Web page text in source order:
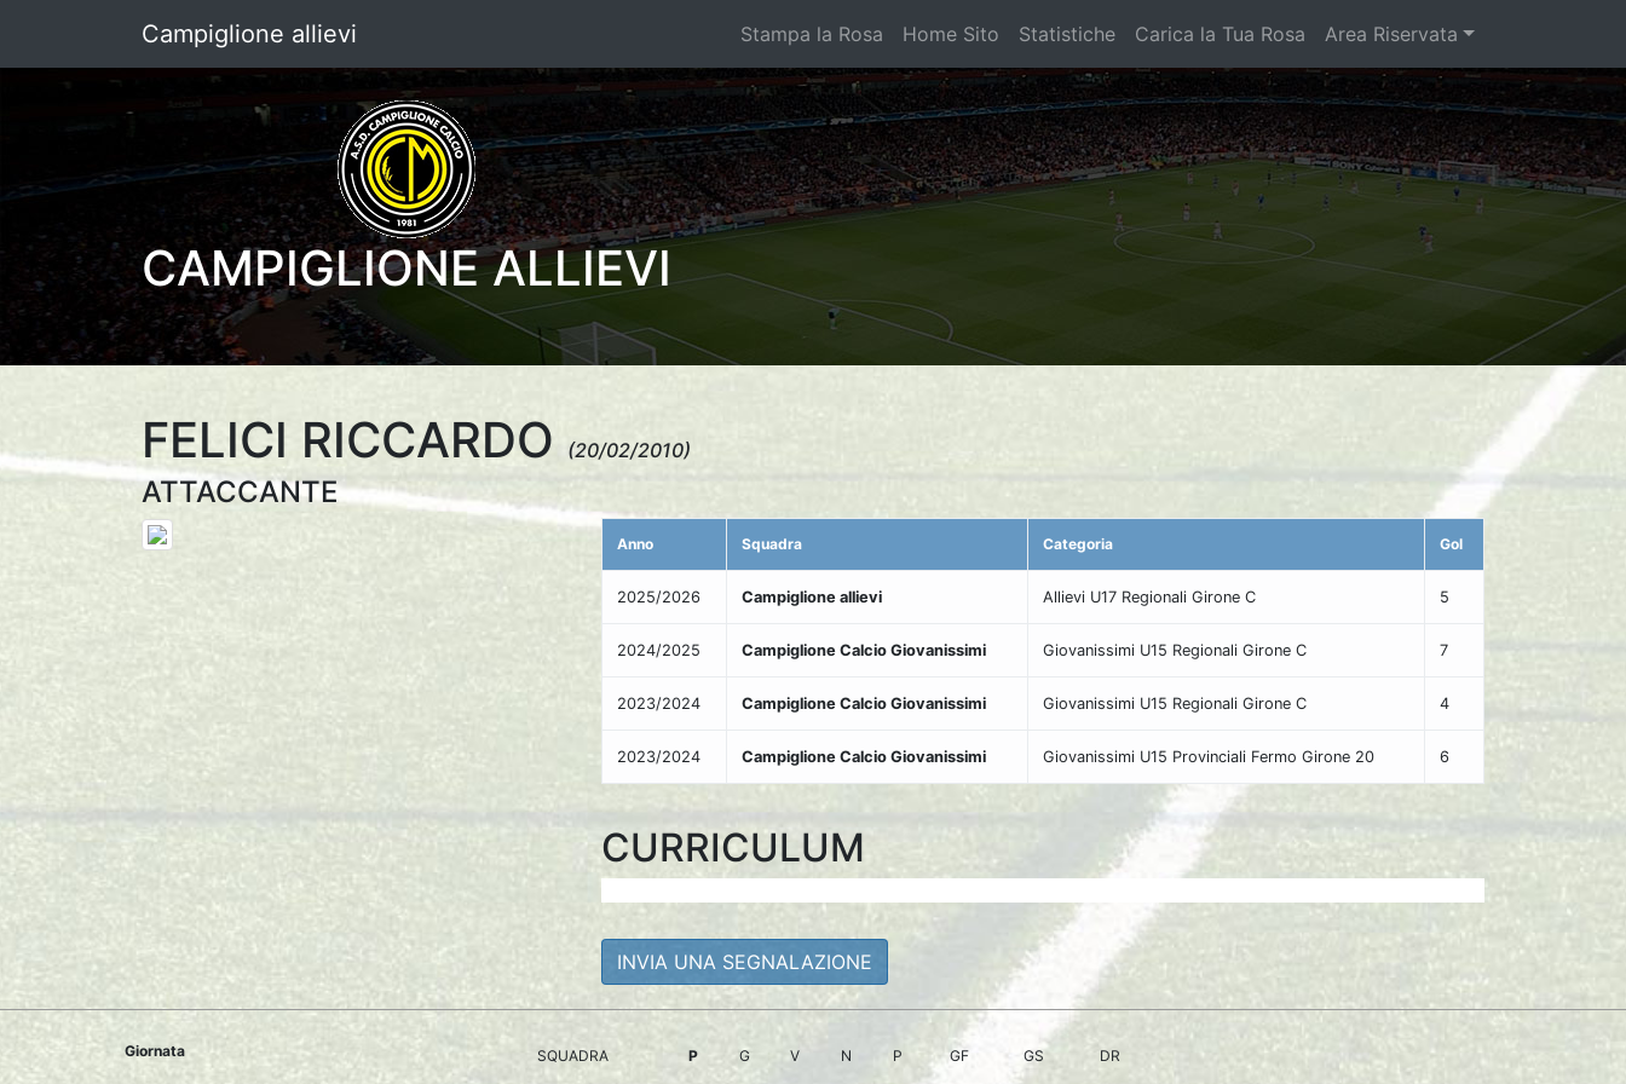
Campiglione allievi Stampa la Rosa Home Sito Statistiche Carica la Tua Rosa Area Riservata
CAMPIGLIONE ALLIEVI
FELICI RICCARDO (20/02/2010)
ATTACCANTE
Anno Squadra Categoria Gol
2025/2026 Campiglione allievi Allievi U17 Regionali Girone C 5
2024/2025 Campiglione Calcio Giovanissimi Giovanissimi U15 Regionali Girone C 7
2023/2024 Campiglione Calcio Giovanissimi Giovanissimi U15 Regionali Girone C 4
2023/2024 Campiglione Calcio Giovanissimi Giovanissimi U15 Provinciali Fermo Girone 20 6
CURRICULUM
INVIA UNA SEGNALAZIONE
Giornata SQUADRA P G V N P GF GS DR